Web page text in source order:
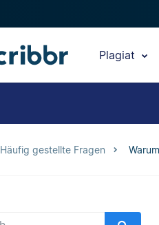
Plagiat
Häufig gestellte Fragen